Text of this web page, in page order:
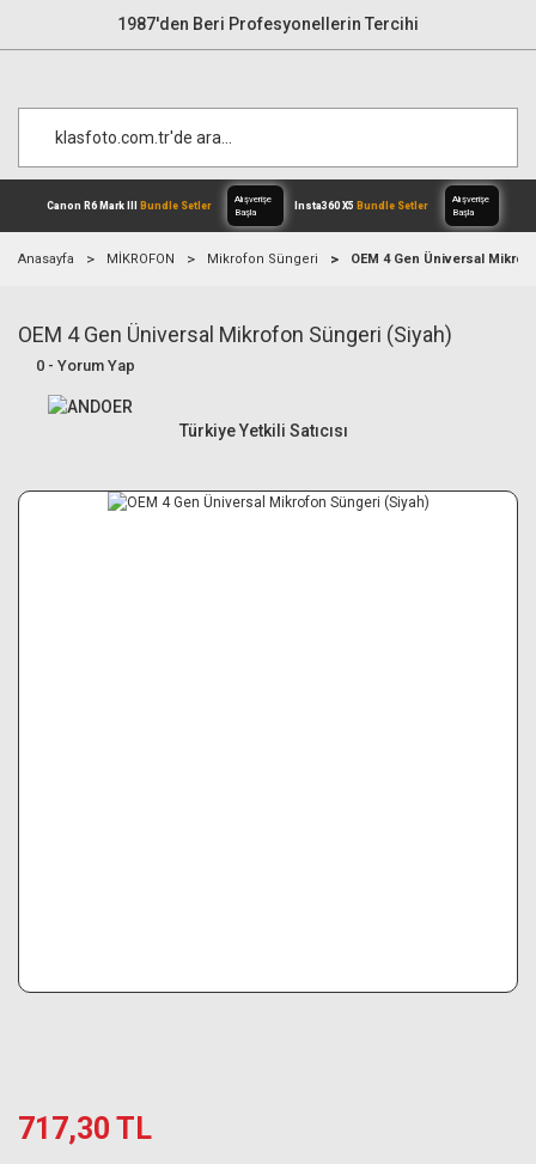
1987'den Beri Profesyonellerin Tercihi
Canon R6 Mark IIIBundle Setler
Alışverişe
Anasayfa MİKROFON Mikrofon Süngeri OEM 4 Gen Üniversal
OEM 4 Gen Üniversal Mikrofon Süngeri (Siyah)
0 - Yorum Yap
Türkiye Yetkili Satıcısı
717,30 TL